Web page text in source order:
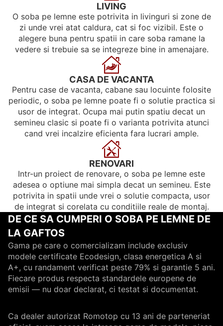
LIVING
O soba pe lemne este potrivita in livinguri si zone de
zi unde vrei atat caldura, cat si foc vizibil. Este o
alegere buna pentru spatii in care soba ramane la
vedere si trebuie sa se integreze bine in amenajare.
CASA DE VACANTA
Pentru case de vacanta, cabane sau locuinte folosite
periodic, o soba pe lemne poate fi o solutie practica si
usor de integrat. Ocupa mai putin spatiu decat un
semineu clasic si poate fi o varianta potrivita atunci
cand vrei incalzire eficienta fara lucrari ample.
RENOVARI
Intr-un proiect de renovare, o soba pe lemne este
adesea o optiune mai simpla decat un semineu. Este
potrivita in spatii unde vrei o solutie compacta, usor
de integrat si corelata cu conditiile reale de montaj.
DE CE SA CUMPERI O SOBA PE LEMNE DE
LA GAFTOS
Gama pe care o comercializam include exclusiv
modele certificate Ecodesign, clasa energetica A si
A+, cu randament verificat peste 79% si garantie 5 ani.
Fiecare produs respecta standardele europene de
emisii — nu doar declarat, ci testat si documentat.
Ca dealer autorizat Romotop cu 13 ani de parteneriat